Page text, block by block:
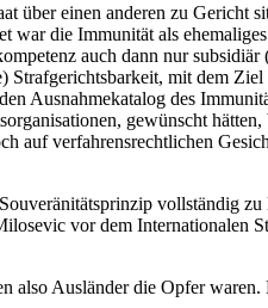
über einen anderen zu Gericht
war die Immunität als
auch dann nur
mit dem
Ausnahmekatalog des
gewünscht hätten,
auf verfahrensrechtlichen
vollständig
vor dem Internationalen
also Ausländer die Opfer